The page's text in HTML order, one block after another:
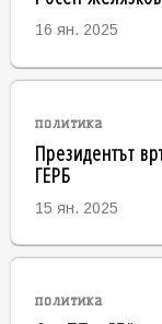
16 ян. 2025
политика
Президентът
ГЕРБ
15 ян. 2025
политика